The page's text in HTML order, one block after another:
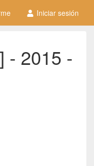
Iniciar sesión
- 2015 -